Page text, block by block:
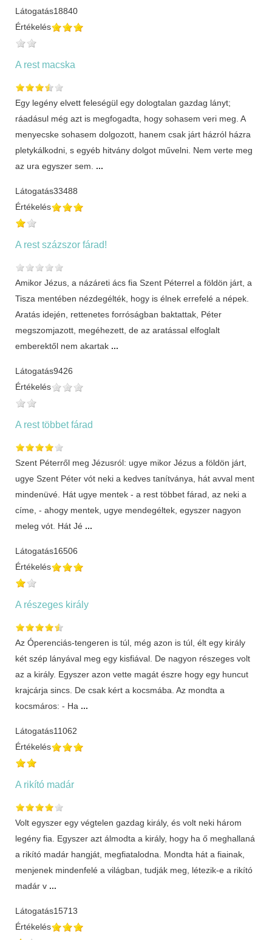
Látogatás18840
Értékelés
A rest macska
Egy legény elvett feleségül egy dologtalan gazdag lányt;
ráadásul még azt is megfogadta, hogy sohasem veri meg. A
menyecske sohasem dolgozott, hanem csak járt házról házra
pletykálkodni, s egyéb hitvány dolgot művelni. Nem verte meg
az ura egyszer sem. ...
Látogatás33488
Értékelés
A rest százszor fárad!
Amikor Jézus, a názáreti ács fia Szent Péterrel a földön járt, a
Tisza mentében nézdegélték, hogy is élnek errefelé a népek.
Aratás idején, rettenetes forróságban baktattak, Péter
megszomjazott, megéhezett, de az aratással elfoglalt
emberektől nem akartak ...
Látogatás9426
Értékelés
A rest többet fárad
Szent Péterről meg Jézusról: ugye mikor Jézus a földön járt,
ugye Szent Péter vót neki a kedves tanítványa, hát avval ment
mindenüvé. Hát ugye mentek - a rest többet fárad, az neki a
címe, - ahogy mentek, ugye mendegéltek, egyszer nagyon
meleg vót. Hát Jé ...
Látogatás16506
Értékelés
A részeges király
Az Óperenciás-tengeren is túl, még azon is túl, élt egy király
két szép lányával meg egy kisfiával. De nagyon részeges volt
az a király. Egyszer azon vette magát észre hogy egy huncut
krajcárja sincs. De csak kért a kocsmába. Az mondta a
kocsmáros: - Ha ...
Látogatás11062
Értékelés
A rikító madár
Volt egyszer egy végtelen gazdag király, és volt neki három
legény fia. Egyszer azt álmodta a király, hogy ha ő meghallaná
a rikító madár hangját, megfiatalodna. Mondta hát a fiainak,
menjenek mindenfelé a világban, tudják meg, létezik-e a rikító
madár v ...
Látogatás15713
Értékelés